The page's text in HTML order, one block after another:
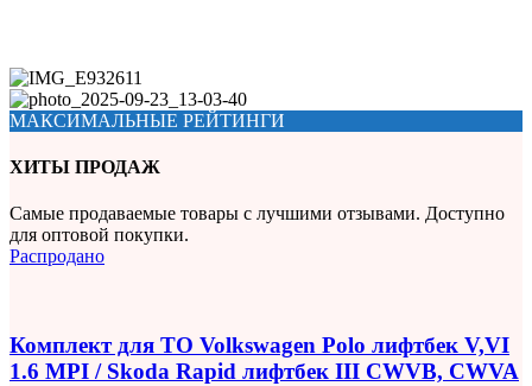
МАКСИМАЛЬНЫЕ РЕЙТИНГИ
ХИТЫ ПРОДАЖ
Самые продаваемые товары с лучшими отзывами. Доступно
для оптовой покупки.
Распродано
Комплект для ТО Volkswagen Polo лифтбек V,VI
1.6 MPI / Skoda Rapid лифтбек III CWVB, CWVA